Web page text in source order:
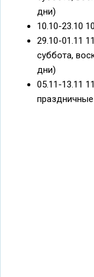
дни)
10.10-23.10
29.10-01.11
суббота,
дни)
05.11-13.11